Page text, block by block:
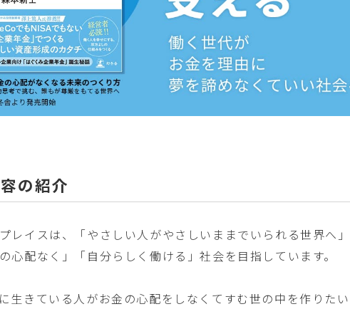
の紹介
レイスは、「やさしい人がやさしいままでいられる世界へ
心配なく」「自分らしく働ける」社会を目指しています。
生きている人がお金の心配をしなくてすむ世の中を作りたい